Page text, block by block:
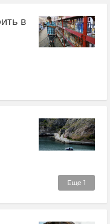
в
Еще 1